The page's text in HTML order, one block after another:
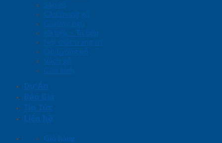
Sàn gỗ
Cầu thang gỗ
Giường ngủ
Kệ bếp – Tủ bếp
Nội thất trang trí
Ốp tường gỗ
Vách gỗ
Cửa kính
Dự Án
Báo Giá
Tin Tức
Liên hệ
Giỏ hàng